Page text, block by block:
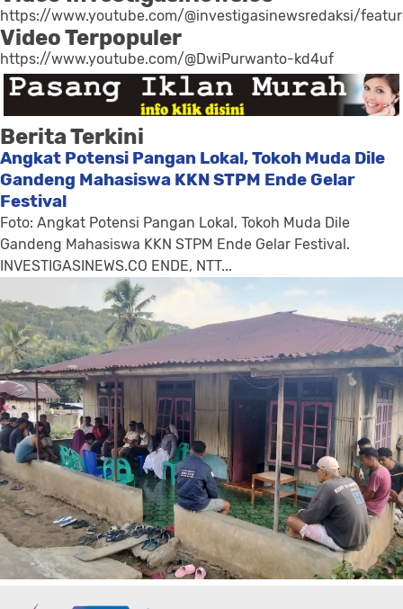
https://www.youtube.com/@investigasinewsredaksi/
Video Terpopuler
https://www.youtube.com/@DwiPurwanto-kd4uf
Berita Terkini
Angkat Potensi Pangan Lokal, Tokoh Muda Dile
Gandeng Mahasiswa KKN STPM Ende Gelar
Festival
Foto: Angkat Potensi Pangan Lokal, Tokoh Muda Dile
Gandeng Mahasiswa KKN STPM Ende Gelar Festival.
INVESTIGASINEWS.CO ENDE, NTT...